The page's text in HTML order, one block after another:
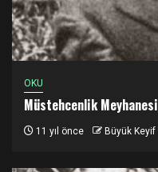
OKU
Müstehcenlik Meyhanesi
11 yıl önce Büyük Keyif